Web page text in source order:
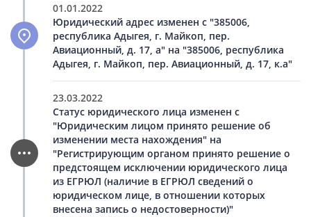
01.01.2022
Юридический адрес изменен с "385006,
республика Адыгея, г. Майкоп, пер.
Авиационный, д. 17, а" на "385006, республика
Адыгея, г. Майкоп, пер. Авиационный, д. 17, к.а"
23.03.2022
Статус юридического лица изменен с
"Юридическим лицом принято решение об
изменении места нахождения" на
"Регистрирующим органом принято решение о
предстоящем исключении юридического лица
из ЕГРЮЛ (наличие в ЕГРЮЛ сведений о
юридическом лице, в отношении которых
внесена запись о недостоверности)"